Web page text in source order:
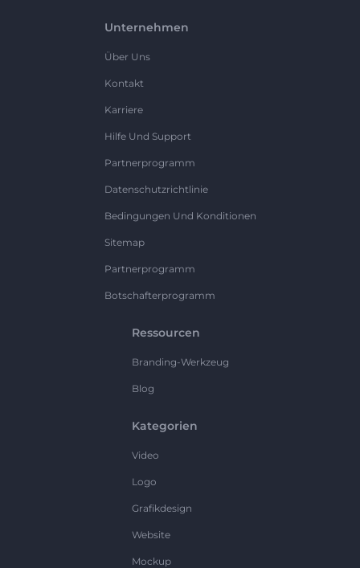
Unternehmen
Über Uns
Kontakt
Karriere
Hilfe Und Support
Partnerprogramm
Datenschutzrichtlinie
Bedingungen Und Konditionen
Sitemap
Partnerprogramm
Botschafterprogramm
Ressourcen
Branding-Werkzeug
Blog
Kategorien
Video
Logo
Grafikdesign
Website
Mockup